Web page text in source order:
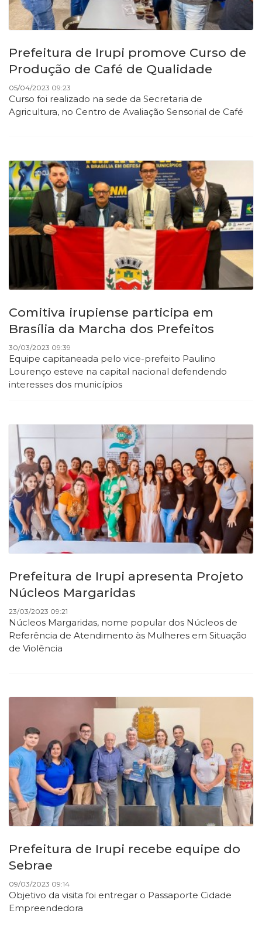
Prefeitura de Irupi promove Curso de
Produção de Café de Qualidade
05/04/2023 09:23
Curso foi realizado na sede da Secretaria de
Agricultura, no Centro de Avaliação Sensorial de Café
Comitiva irupiense participa em
Brasília da Marcha dos Prefeitos
30/03/2023 09:39
Equipe capitaneada pelo vice-prefeito Paulino
Lourenço esteve na capital nacional defendendo
interesses dos municípios
Prefeitura de Irupi apresenta Projeto
Núcleos Margaridas
23/03/2023 09:21
Núcleos Margaridas, nome popular dos Núcleos de
Referência de Atendimento às Mulheres em Situação
de Violência
Prefeitura de Irupi recebe equipe do
Sebrae
09/03/2023 09:14
Objetivo da visita foi entregar o Passaporte Cidade
Empreendedora